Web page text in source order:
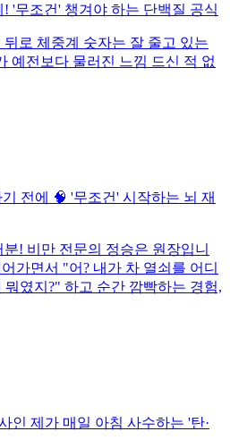
'무조건' 챙겨야 하는 단백질 공식
로 체중계 숫자는 잘 줄고 있는
예전보다 물러진 느낌 드신 적 없
전에 🧠 '무조건' 시작하는 뇌 재
! 비만 전문의 정승은 원장입니
가면서 "어? 내가 차 열쇠를 어디
였지?" 하고 순간 깜빡하는 경험,
인 제가 매일 아침 사수하는 '탄·